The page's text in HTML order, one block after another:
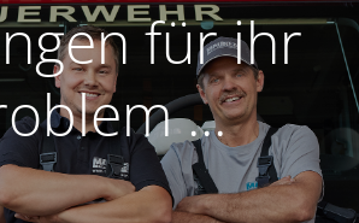
für ihr
...